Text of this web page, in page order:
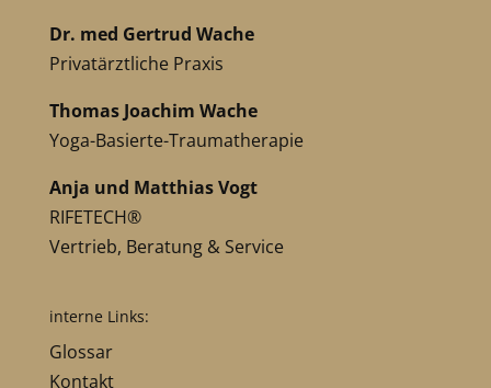
Dr. med Gertrud Wache
Privatärztliche Praxis
Thomas Joachim Wache
Yoga-Basierte-Traumatherapie
Anja und Matthias Vogt
RIFETECH®
Vertrieb, Beratung & Service
interne Links:
Glossar
Kontakt